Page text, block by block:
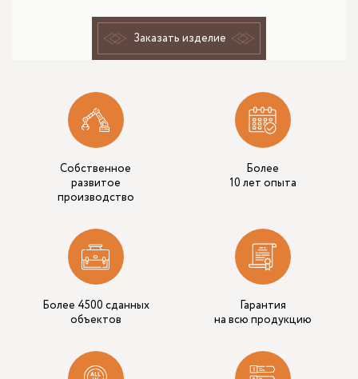
Заказать изделие
Собственное
развитое
производство
Более
10 лет опыта
Более 4500 сданных
объектов
Гарантия
на всю продукцию